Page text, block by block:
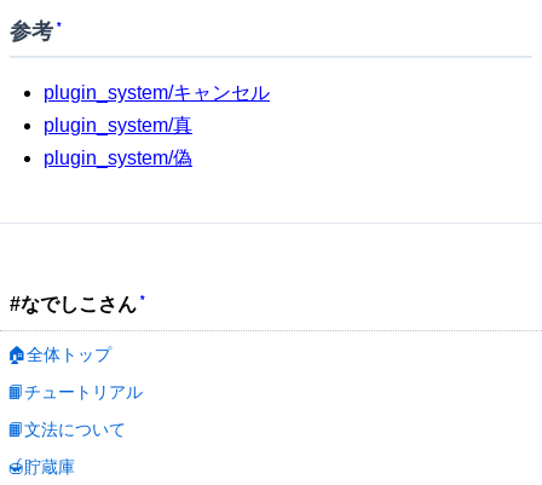
参考 *
plugin_system/キャンセル
plugin_system/真
plugin_system/偽
#なでしこさん *
🏠全体トップ
📙チュートリアル
📙文法について
🍯貯蔵庫